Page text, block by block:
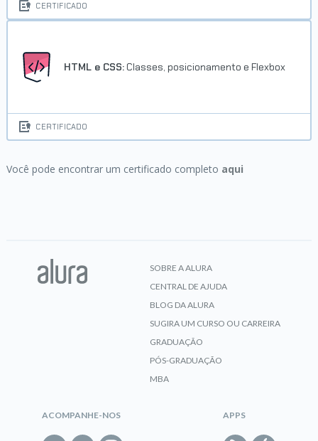
CERTIFICADO
HTML e CSS: Classes, posicionamento e Flexbox
CERTIFICADO
Você pode encontrar um certificado completo aqui
SOBRE A ALURA
CENTRAL DE AJUDA
BLOG DA ALURA
SUGIRA UM CURSO OU CARREIRA
GRADUAÇÃO
PÓS-GRADUAÇÃO
MBA
ACOMPANHE-NOS APPS